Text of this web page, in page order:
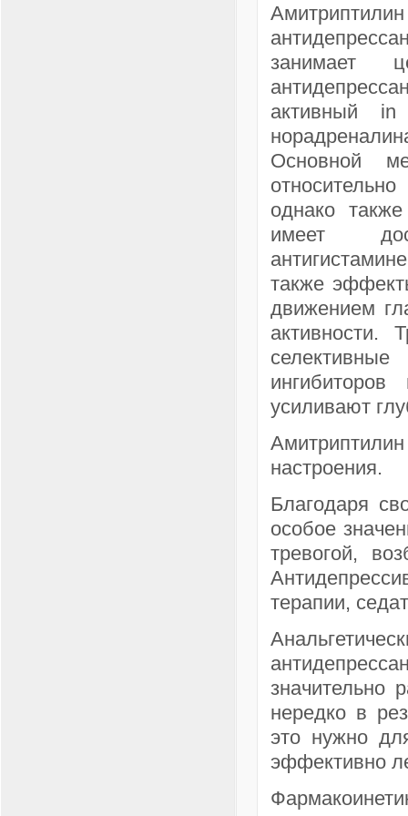
занимает
активный
Основной
однако
имеет
также
движением
активности.
усиливают
настроения.
Благодаря
особое
тревогой,
терапии,
значительно
нередко в
это нужно
эффективно